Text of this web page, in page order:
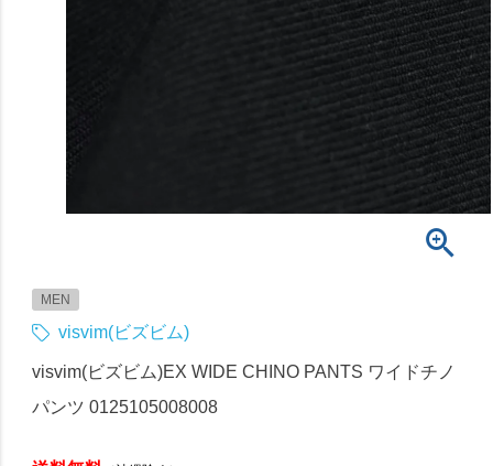
MEN
visvim(ビズビム)
visvim(ビズビム)EX WIDE CHINO PANTS ワイドチノ
パンツ 0125105008008